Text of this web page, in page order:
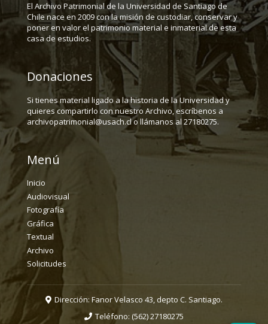
El Archivo Patrimonial de la Universidad de Santiago de
Chile nace en 2009 con la misión de custodiar, conservar y
poner en valor el patrimonio material e inmaterial de esta
casa de estudios.
Donaciones
Si tienes material ligado a la historia de la Universidad y
quieres compartirlo con nuestro Archivo, escríbenos a
archivopatrimonial@usach.cl o llámanos al 27180275.
Menú
Inicio
Audiovisual
Fotografía
Gráfica
Textual
Archivo
Solicitudes
Dirección: Fanor Velasco 43, depto C. Santiago.
Teléfono: (562) 27180275